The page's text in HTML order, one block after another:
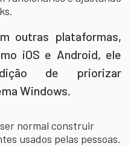
outras plataformas,
iOS e Android, ele
de priorizar
Windows.
normal construir
usados pelas pessoas.